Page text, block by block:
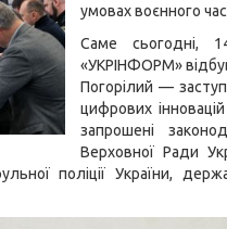
умовах воєнного
Саме сьогодні,
«УКРІНФОРМ»
Погорілий —
цифрових
запрошені
Верховної Ради
поліції України,